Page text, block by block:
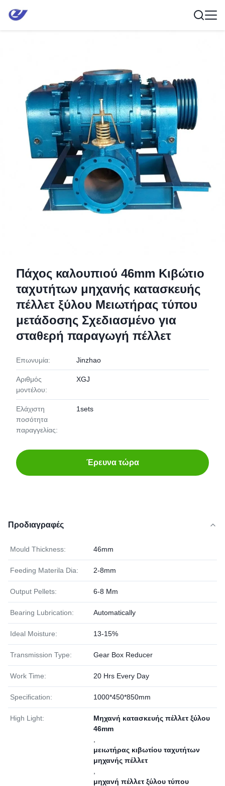
Πάχος καλουπιού 46mm Κιβώτιο
ταχυτήτων μηχανής κατασκευής
πέλλετ ξύλου Μειωτήρας τύπου
μετάδοσης Σχεδιασμένο για
σταθερή παραγωγή πέλλετ
Επωνυμία: Jinzhao
Αριθμός
μοντέλου:
XGJ
Ελάχιστη
ποσότητα
παραγγελίας:
1sets
Έρευνα τώρα
Προδιαγραφές
Mould Thickness: 46mm
Feeding Materila Dia: 2-8mm
Output Pellets: 6-8 Mm
Bearing Lubrication: Automatically
Ideal Moisture: 13-15%
Transmission Type: Gear Box Reducer
Work Time: 20 Hrs Every Day
Specification: 1000*450*850mm
High Light:
Μηχανή κατασκευής πέλλετ ξύλου
46mm
μειωτήρας κιβωτίου ταχυτήτων
μηχανής πέλλετ
μηχανή πέλλετ ξύλου τύπου